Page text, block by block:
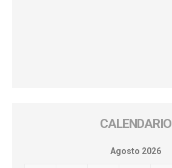
CALENDARIO
Agosto 2026